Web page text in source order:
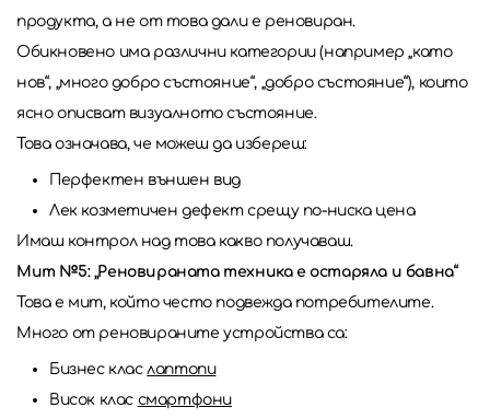
продукта, а не от това дали е реновиран.
Обикновено има различни категории (например „като
нов“, „много добро състояние“, „добро състояние“), които
ясно описват визуалното състояние.
Това означава, че можеш да избереш:
Перфектен външен вид
Лек козметичен дефект срещу по-ниска цена
Имаш контрол над това какво получаваш.
Мит №5: „Реновираната техника е остаряла и бавна“
Това е мит, който често подвежда потребителите.
Много от реновираните устройства са:
Бизнес класлаптопи
Висок клас смартфони